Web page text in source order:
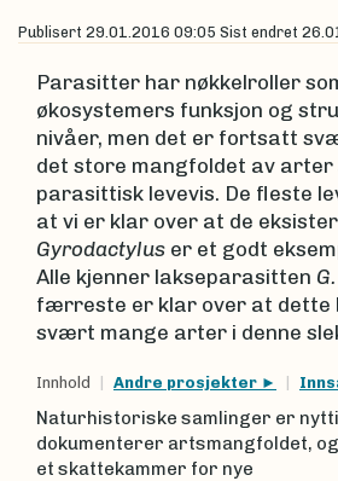
Publisert 29.01.2016 09:05 Sist endret
Parasitter har nøkkelroller
økosystemers funksjon og
nivåer, men det er fortsatt
det store mangfoldet av arter
parasittisk levevis. De fleste
at vi er klar over at de
Gyrodactylus er et godt
Alle kjenner lakseparasitten
færreste er klar over at dette
svært mange arter i denne
Innhold Andre prosjekter
Naturhistoriske samlinger er
dokumenterer artsmangfoldet,
et skattekammer for nye